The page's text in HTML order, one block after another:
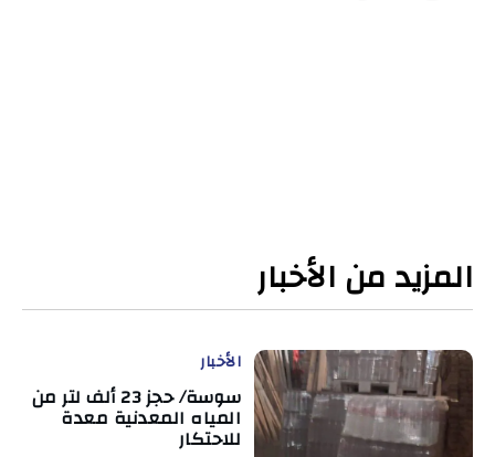
المزيد من الأخبار
الأخبار
سوسة/ حجز 23 ألف لتر من
المياه المعدنية معدة
للاحتكار